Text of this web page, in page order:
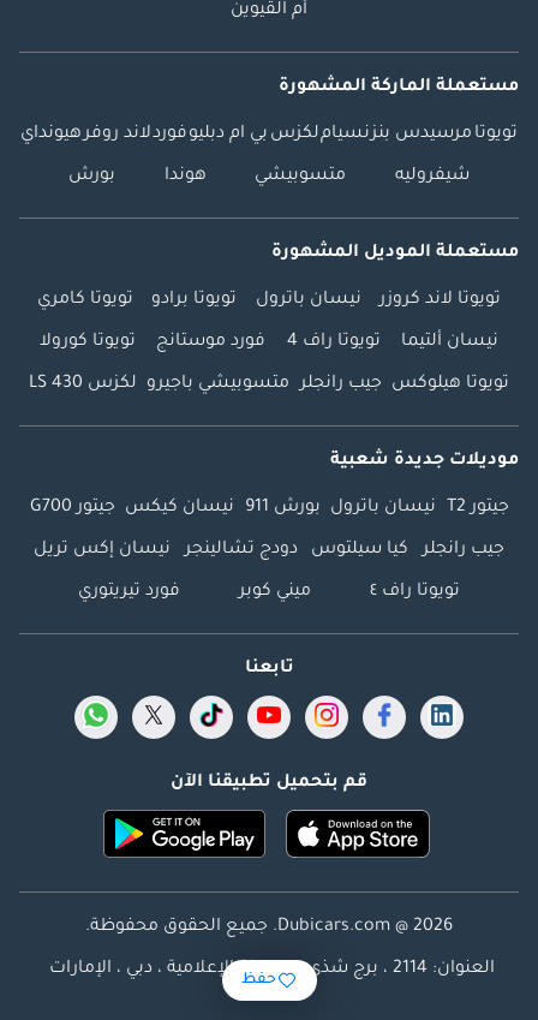
حفظ
أم القيوين
مستعملة الماركة المشهورة
تويوتا مرسيدس بنزنسياملكزس بي ام دبليوفوردلاند روفرهيونداي
شيفروليه متسوبيشي هوندا بورش
مستعملة الموديل المشهورة
تويوتا لاند كروزر نيسان باترول تويوتا برادو تويوتا كامري
نيسان ألتيما تويوتا راف 4 فورد موستانج تويوتا كورولا
تويوتا هيلوكس جيب رانجلر متسوبيشي باجيرو لكزس LS 430
موديلات جديدة شعبية
جيتور T2 نيسان باترول بورش 911 نيسان كيكس جيتور G700
جيب رانجلر كيا سيلتوس دودج تشالينجر نيسان إكس تريل
تويوتا راف ٤ ميني كوبر فورد تيريتوري
تابعنا
قم بتحميل تطبيقنا الآن
Dubicars.com @ 2026. جميع الحقوق محفوظة.
العنوان: 2114 ، برج شذى ، المدينة الإعلامية ، دبي ، الإمارات